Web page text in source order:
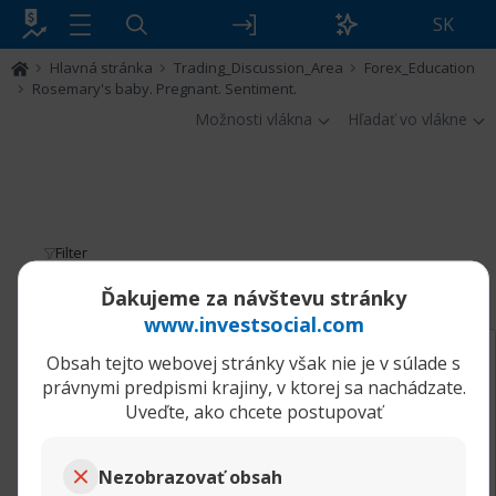
SK
Hlavná stránka Trading_Discussion_Area
Forex_Education
Rosemary's baby. Pregnant. Sentiment.
Možnosti vlákna Hľadať vo vlákne
Ďakujeme za návštevu stránky
www.investsocial.com
Obsah tejto webovej stránky však nie je v súlade s
právnymi predpismi krajiny, v ktorej sa nachádzate.
Uveďte, ako chcete postupovať
Nezobrazovať obsah
Filter
Rosemary's baby. Pregnant. Sentiment.
aadmindebugdebug
Senior člen
https://the-take.com/?URL=https://bi...nvar-